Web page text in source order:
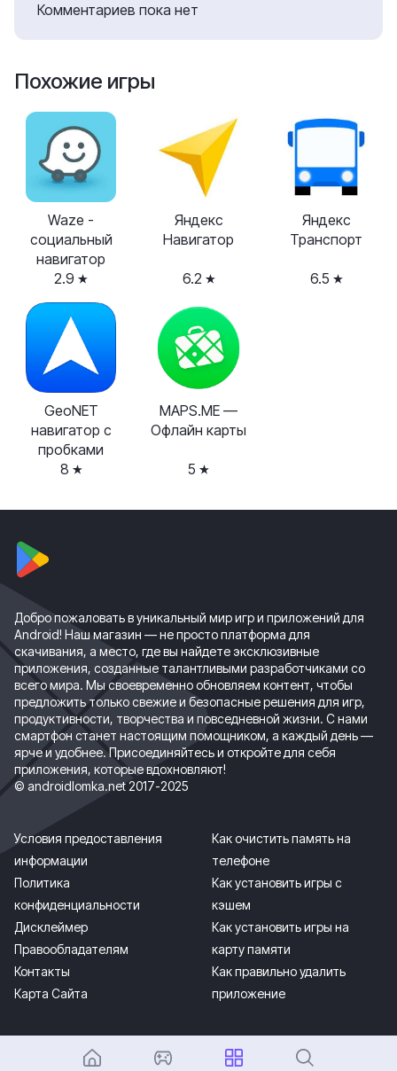
Комментариев пока нет
Похожие игры
Waze -
социальный
навигатор
2.9
Яндекс
Навигатор
6.2
Яндекс
Транспорт
6.5
GeoNET
навигатор с
пробками
8
MAPS.ME —
Офлайн карты
5
Добро пожаловать в уникальный мир игр и приложений для
Android! Наш магазин — не просто платформа для
скачивания, а место, где вы найдете эксклюзивные
приложения, созданные талантливыми разработчиками со
всего мира. Мы своевременно обновляем контент, чтобы
предложить только свежие и безопасные решения для игр,
продуктивности, творчества и повседневной жизни. С нами
смартфон станет настоящим помощником, а каждый день —
ярче и удобнее. Присоединяйтесь и откройте для себя
приложения, которые вдохновляют!
© androidlomka.net 2017-2025
Условия предоставления
информации
Политика
конфиденциальности
Дисклеймер
Правообладателям
Контакты
Карта Сайта
Как очистить память на
телефоне
Как установить игры с
кэшем
Как установить игры на
карту памяти
Как правильно удалить
приложение